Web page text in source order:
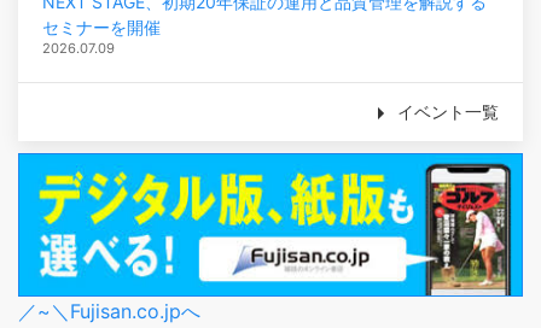
セミナーを開催
2026.07.09
イベント一覧
／~＼Fujisan.co.jpへ